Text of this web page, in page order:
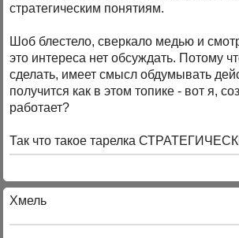
стратегическим понятиям.
Шоб блестело, сверкало медью и
это интереса нет обсуждать. Потому
сделать, имеет смысл обдумывать
получится как в этом топике - вот я,
работает?
Так что такое тарелка
Хмель